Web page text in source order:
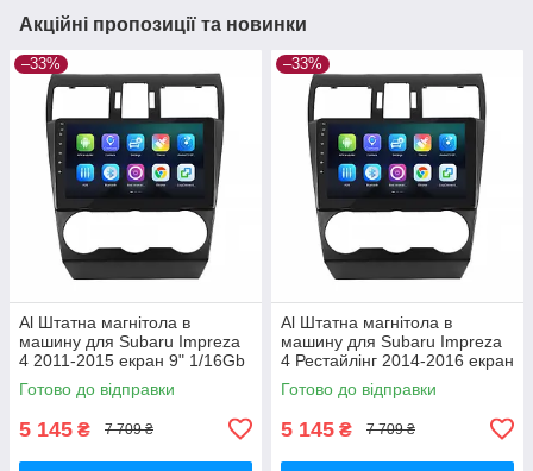
Акційні пропозиції та новинки
–33%
Al Штатна магнітола в
машину для Subaru Impreza
4 2011-2015 екран 9" 1/16Gb
Wi-Fi GPS Base
Готово до відправки
5 145 ₴ 7 709 ₴
–33%
Al Штатна магнітола в
машину для Subaru Impreza
4 Рестайлінг 2014-2016 екран
9" 1/16Gb Wi-Fi GPS Base
Готово до відправки
5 145 ₴ 7 709 ₴